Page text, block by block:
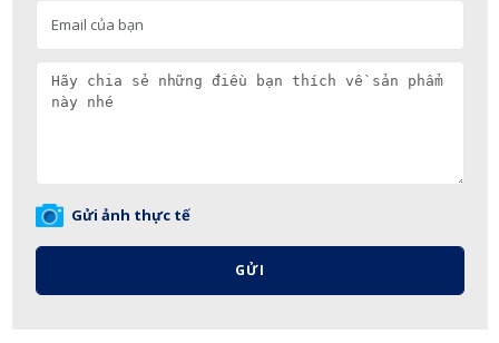
Gửi ảnh thực tế
GỬI